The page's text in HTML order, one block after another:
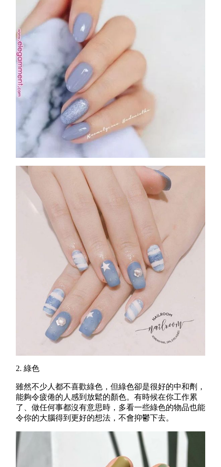
2. 綠色
雖然不少人都不喜歡綠色，但綠色卻是很好的中和劑，
能夠令疲倦的人感到放鬆的顏色。有時候在你工作累
了、做任何事都沒有意思時，多看一些綠色的物品也能
令你的大腦得到更好的想法，不會抑鬱下去。